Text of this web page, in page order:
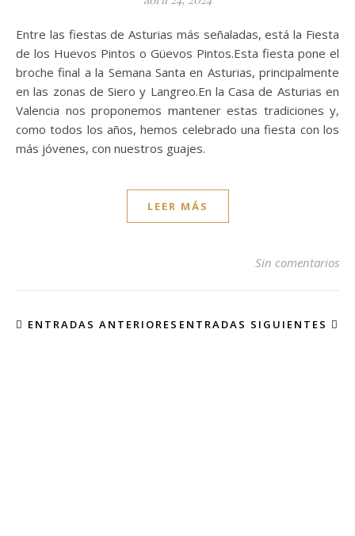
Entre las fiestas de Asturias más señaladas, está la Fiesta
de los Huevos Pintos o Güevos Pintos.Esta fiesta pone el
broche final a la Semana Santa en Asturias, principalmente
en las zonas de Siero y Langreo.En la Casa de Asturias en
Valencia nos proponemos mantener estas tradiciones y,
como todos los años, hemos celebrado una fiesta con los
más jóvenes, con nuestros guajes.
LEER MÁS
Sin comentarios
ENTRADAS ANTERIORES ENTRADAS SIGUIENTES